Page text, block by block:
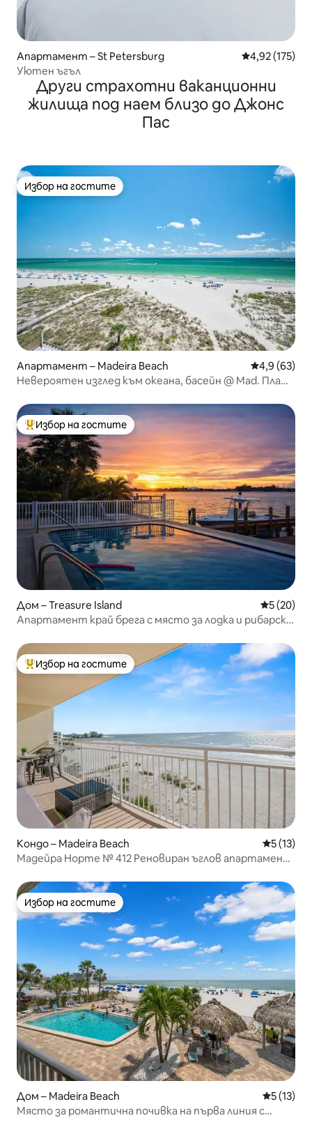
Апартамент – St Petersburg Средна
4,92 (175)
Уютен ъгъл
Други страхотни ваканционни
жилища под наем близо до Джонс
Пас
Избор на гостите
Избор на гостите
Апартамент – Madeira Beach Средна
4,9 (63)
Невероятен изглед към океана, басейн @ Mad. Плаж -
Най-популярен избор на гостите
Избор на гостите
Дом – Treasure Island Средна
5 (20)
Апартамент край брега с място за лодка и рибарска
Най-популярен избор на гостите
Избор на гостите
Кондо – Madeira Beach Средна
5 (13)
Мадейра Норте № 412 Реновиран ъглов апартамент
Избор на гостите
Избор на гостите
Дом – Madeira Beach Средна
5 (13)
Място за романтична почивка на първа линия с